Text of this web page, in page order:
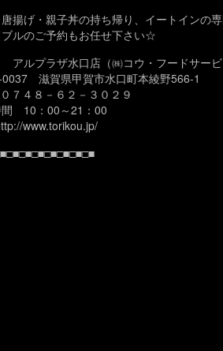
揚げ・親子丼の持ち帰り、イートインの
ルのご予約もお任せ下さい☆
アルプラザ水口店（㈱コウ・フードサービ
0037 滋賀県甲賀市水口町本綾野566-1
７４８－６２－３０２９
間 10：00～21：00
www.torikou.jp/